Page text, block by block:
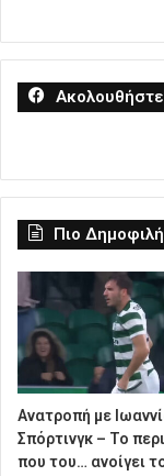
Πιο Δημοφιλή
Ανατροπή με
Σπόρτινγκ – Το
που του… ανοίγει